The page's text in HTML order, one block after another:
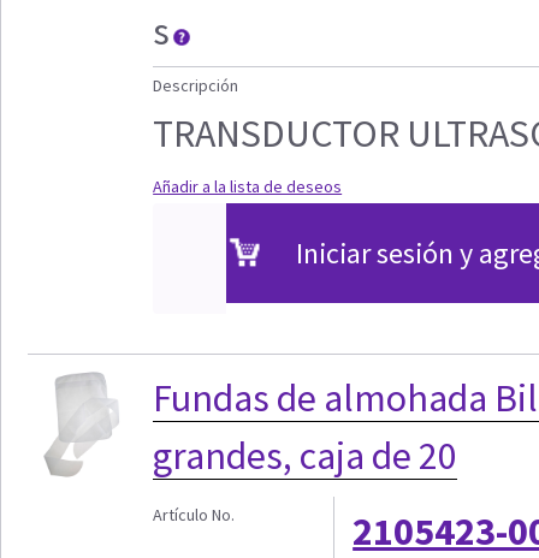
s
Descripción
TRANSDUCTOR
Añadir a la lista de deseos
Iniciar sesión y
Fundas de almohada
grandes, caja de 20
Artículo No.
2105423-